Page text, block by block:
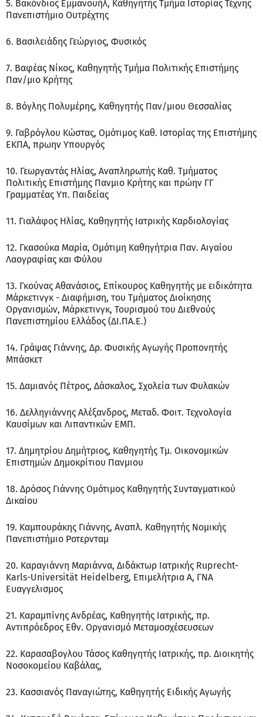
5. Βακόνδιος Εμμανουήλ, Καθηγητής Τμήμα Ιστορίας Τέχνης
Πανεπιστήμιο Ουτρέχτης
6. Βασιλειάδης Γεώργιος, Φυσικός
7. Βαφέας Νίκος, Καθηγητής Τμήμα Πολιτικής Επιστήμης
Παν/μιο Κρήτης
8. Βόγλης Πολυμέρης, Καθηγητής Παν/μιου Θεσσαλίας
9. Γαβρόγλου Κώστας, Ομότιμος Καθ. Ιστορίας της Επιστήμης
ΕΚΠΑ, πρωην Υπουργός
10. Γεωργαντάς Ηλίας, Αναπληρωτής Καθ. Τμήματος
Πολιτικής Επιστήμης Πανμιο Κρήτης και πρώην ΓΓ
Γραμματέας Υπ. Παιδείας
11. Γιαλάφος Ηλίας, Καθηγητής Ιατρικής Καρδιολογίας
12. Γκασούκα Μαρία, Ομότιμη Καθηγήτρια Παν. Αιγαίου
Λαογραφίας και Φύλου
13. Γκούνας Αθανάσιος, Επίκουρος Καθηγητής με ειδικότητα
Μάρκετινγκ - Διαφήμιση, του Τμήματος Διοίκησης
Οργανισμών, Μάρκετινγκ, Τουρισμού του Διεθνούς
Πανεπιστημίου Ελλάδος (ΔΙ.ΠΑ.Ε.)
14. Γράψας Γιάννης, Δρ. Φυσικής Αγωγής Προπονητής
Μπάσκετ
15. Δαμιανός Πέτρος, Δάσκαλος, Σχολεία των Φυλακών
16. Δελληγιάννης Αλέξανδρος, Μεταδ. Φοιτ. Τεχνολογία
Καυσίμων και Λιπαντικών ΕΜΠ.
17. Δημητρίου Δημήτριος, Καθηγητής Τμ. Οικονομικών
Επιστημών Δημοκρίτιου Πανμιου
18. Δρόσος Γιάννης Ομότιμος Καθηγητής Συνταγματικού
Δικαίου
19. Καμπουράκης Γιάννης, Αναπλ. Καθηγητής Νομικής
Πανεπιστήμιο Ροτερνταμ
20. Καραγιάννη Μαριάννα, Διδάκτωρ Ιατρικής Ruprecht-
Karls-Universität Heidelberg, Επιμελήτρια Α, ΓΝΑ
Ευαγγελισμος
21. Καραμπίνης Ανδρέας, Καθηγητής Ιατρικής, πρ.
Αντιπρόεδρος Εθν. Οργανισμό Μεταμοσχέσευσεων
22. Καρασαβογλου Τάσος Καθηγητής Ιατρικής, πρ. Διοικητής
Νοσοκομείου Καβάλας,
23. Κασσιανός Παναγιώτης, Καθηγητής Ειδικής Αγωγής